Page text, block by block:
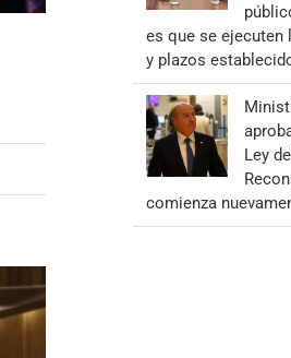
es que se ejecuten
y plazos
Ley
comienza